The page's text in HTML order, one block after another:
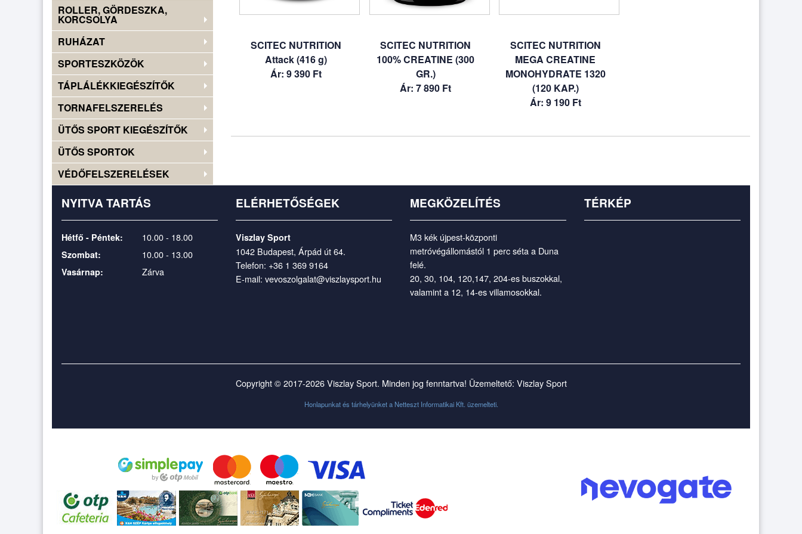
ROLLER, GÖRDESZKA,
KORCSOLYA
RUHÁZAT
SPORTESZKÖZÖK
TÁPLÁLÉKKIEGÉSZÍTŐK
TORNAFELSZERELÉS
ÜTŐS SPORT KIEGÉSZÍTŐK
ÜTŐS SPORTOK
VÉDŐFELSZERELÉSEK
SCITEC NUTRITION
Attack (416 g)
Ár: 9 390 Ft
SCITEC NUTRITION
100% CREATINE (300
GR.)
Ár: 7 890 Ft
SCITEC NUTRITION
MEGA CREATINE
MONOHYDRATE 1320
(120 KAP.)
Ár: 9 190 Ft
NYITVA TARTÁS
Hétfő - Péntek: 10.00 - 18.00
Szombat: 10.00 - 13.00
Vasárnap: Zárva
ELÉRHETŐSÉGEK
Viszlay Sport
1042 Budapest, Árpád út 64.
Telefon: +36 1 369 9164
E-mail: vevoszolgalat@viszlaysport.hu
MEGKÖZELÍTÉS
M3 kék újpest-központi
metróvégállomástól 1 perc séta a Duna
felé.
20, 30, 104, 120,147, 204-es buszokkal,
valamint a 12, 14-es villamosokkal.
TÉRKÉP
Copyright © 2017-2026 Viszlay Sport. Minden jog fenntartva! Üzemeltető: Viszlay Sport
Honlapunkat és tárhelyünket a Netteszt Informatikai Kft. üzemelteti.